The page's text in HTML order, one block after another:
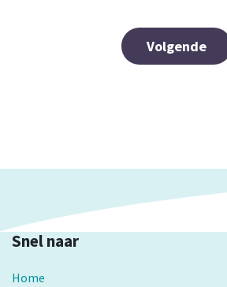
Volgende
Snel naar
Home